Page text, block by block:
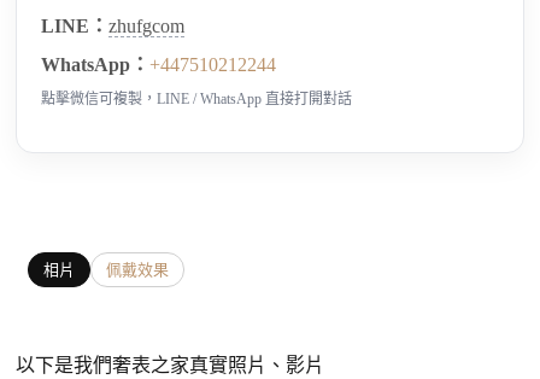
LINE：zhufgcom
WhatsApp：+447510212244
點擊微信可複製，LINE / WhatsApp 直接打開對話
相片 佩戴效果
以下是我們奢表之家真實照片、影片